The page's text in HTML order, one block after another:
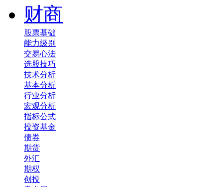
财商
股票基础
能力级别
交易心法
选股技巧
技术分析
基本分析
行业分析
宏观分析
指标公式
投资基金
债券
期货
外汇
期权
创投